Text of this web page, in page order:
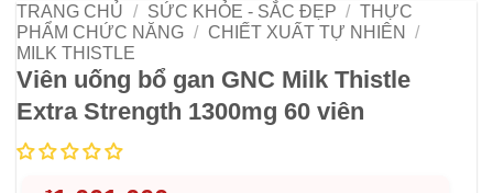
TRANG CHỦ / SỨC KHỎE - SẮC ĐẸP / THỰC
PHẨM CHỨC NĂNG / CHIẾT XUẤT TỰ NHIÊN
/
MILK THISTLE
Viên uống bổ gan GNC Milk Thistle
Extra Strength 1300mg 60 viên